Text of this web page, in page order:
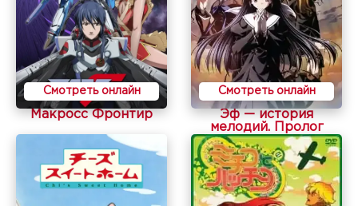
Смотреть онлайн
Макросс Фронтир
Смотреть онлайн
Эф — история
мелодий. Пролог